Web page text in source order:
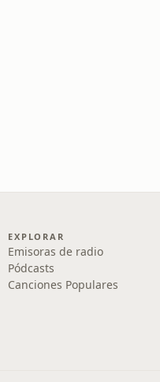
EXPLORAR
Emisoras de radio
Pódcasts
Canciones Populares